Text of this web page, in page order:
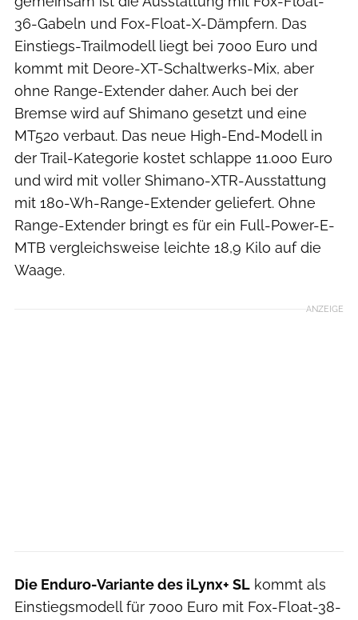
36-Gabeln und Fox-Float-X-Dämpfern. Das
Einstiegs-Trailmodell liegt bei 7000 Euro und
kommt mit Deore-XT-Schaltwerks-Mix, aber
ohne Range-Extender daher. Auch bei der
Bremse wird auf Shimano gesetzt und eine
MT520 verbaut. Das neue High-End-Modell in
der Trail-Kategorie kostet schlappe 11.000 Euro
und wird mit voller Shimano-XTR-Ausstattung
mit 180-Wh-Range-Extender geliefert. Ohne
Range-Extender bringt es für ein Full-Power-E-
MTB vergleichsweise leichte 18,9 Kilo auf die
Waage.
ANZEIGE
Die Enduro-Variante des iLynx+ SL kommt als
Einstiegsmodell für 7000 Euro mit Fox-Float-38-